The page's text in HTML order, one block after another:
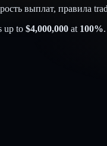
выплат, правила
up to $4,000,000 at 100%